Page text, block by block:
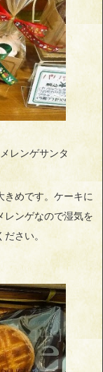
レンゲサンタ
きめです。ケーキに
レンゲなので湿気を
さい。